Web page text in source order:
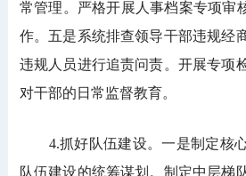
常管理。严格开展人事档案专项审
作。五是系统排查领导干部违规经
违规人员进行追责问责。开展专项
对干部的日常监督教育。
4.抓好队伍建设。一是制定核心
队伍建设的统筹谋划。制定中层梯